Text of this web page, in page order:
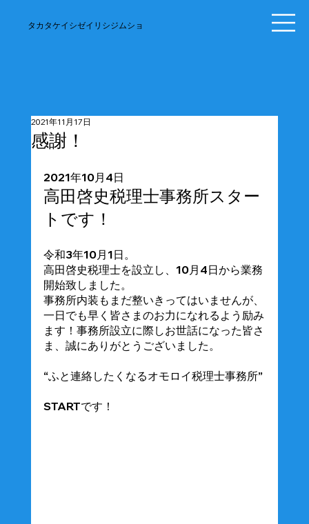
感謝！
2021年11月17日
2021年10月4日
高田啓史税理士事務所スター
トです！
令和3年10月1日。
高田啓史税理士を設立し、10月4日から業務
開始致しました。
事務所内装もまだ整いきってはいませんが、
一日でも早く皆さまのお力になれるよう励み
ます！事務所設立に際しお世話になった皆さ
ま、誠にありがとうございました。
“ふと連絡したくなるオモロイ税理士事務所”
STARTです！
​タカタケイシゼイリシジムショ